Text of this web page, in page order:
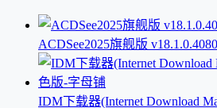
ACDSee2025旗舰版
IDM下载器(Internet Download